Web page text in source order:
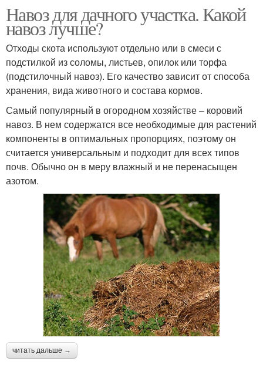
Навоз для дачного участка. Какой
навоз лучше?
Отходы скота используют отдельно или в смеси с
подстилкой из соломы, листьев, опилок или торфа
(подстилочный навоз). Его качество зависит от способа
хранения, вида животного и состава кормов.
Самый популярный в огородном хозяйстве – коровий
навоз. В нем содержатся все необходимые для растений
компоненты в оптимальных пропорциях, поэтому он
считается универсальным и подходит для всех типов
почв. Обычно он в меру влажный и не перенасыщен
азотом.
читать дальше →